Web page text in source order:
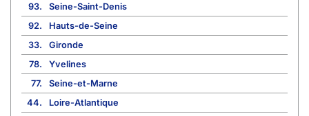
93.
Seine-Saint-Denis
92.
Hauts-de-Seine
33.
Gironde
78.
Yvelines
77.
Seine-et-Marne
44.
Loire-Atlantique